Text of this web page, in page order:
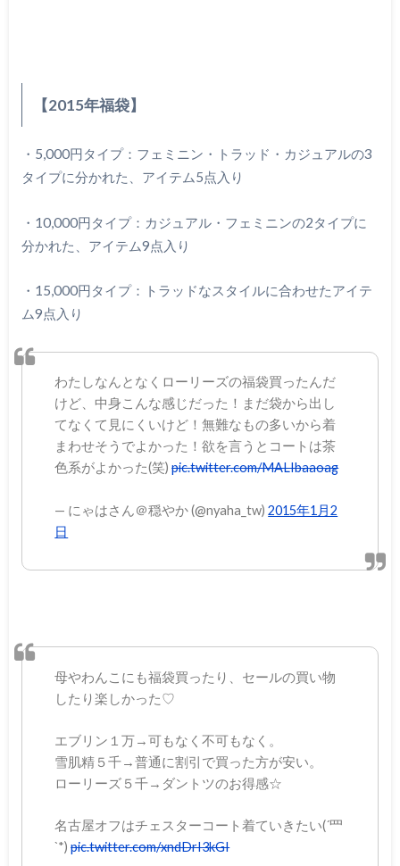
【2015年福袋】
・5,000円タイプ：フェミニン・トラッド・カジュアルの3
タイプに分かれた、アイテム5点入り
・10,000円タイプ：カジュアル・フェミニンの2タイプに
分かれた、アイテム9点入り
・15,000円タイプ：トラッドなスタイルに合わせたアイテ
ム9点入り
わたしなんとなくローリーズの福袋買ったんだ
けど、中身こんな感じだった！まだ袋から出し
てなくて見にくいけど！無難なもの多いから着
まわせそうでよかった！欲を言うとコートは茶
色系がよかった(笑)pic.twitter.com/MALIbaaoag
— にゃはさん＠穏やか (@nyaha_tw)2015年1月2
日
母やわんこにも福袋買ったり、セールの買い物
したり楽しかった♡
エブリン１万→可もなく不可もなく。
雪肌精５千→普通に割引で買った方が安い。
ローリーズ５千→ダントツのお得感☆
名古屋オフはチェスターコート着ていきたい(´罒
`*)pic.twitter.com/xndDrI3kGI